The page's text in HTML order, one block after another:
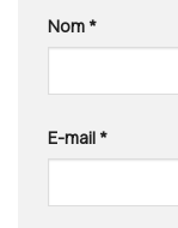
Nom *
E-mail *